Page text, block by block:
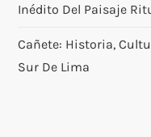
Inédito Del Paisaje
Cañete: Historia,
Sur De Lima